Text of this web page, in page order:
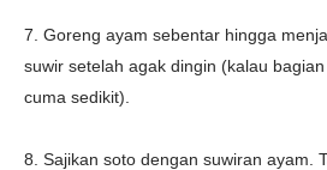
7. Goreng ayam sebentar hingga
suwir setelah agak dingin (kalau
cuma sedikit).
8. Sajikan soto dengan suwiran ayam.